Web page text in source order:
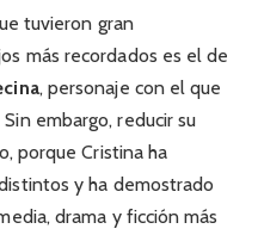
tuvieron gran
más recordados es el de
, personaje con el que
embargo, reducir su
porque Cristina ha
y ha demostrado
drama y ficción más